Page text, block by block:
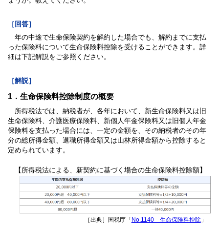
［回答］
年の中途で生命保険契約を解約した場合でも、解約までに支払
った保険料について生命保険料控除を受けることができます。詳
細は下記解説をご参照ください。
［解説］
1．生命保険料控除制度の概要
所得税法では、納税者が、各年において、新生命保険料又は旧
生命保険料、介護医療保険料、新個人年金保険料又は旧個人年金
保険料を支払った場合には、一定の金額を、その納税者のその年
分の総所得金額、退職所得金額又は山林所得金額から控除すると
定められています。
【所得税法による、新契約に基づく場合の生命保険料控除額】
［出典］国税庁「 No.1140 生命保険料控除」